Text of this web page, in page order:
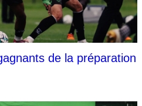
de la préparation